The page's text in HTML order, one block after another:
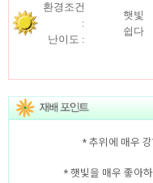
환경조건
:
난이도 :
햇빛
쉽다
* 추위에 매우
* 햇빛을 매우 좋아